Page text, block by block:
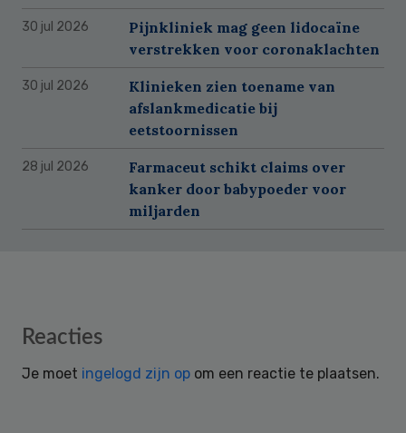
30 jul 2026
Pijnkliniek mag geen lidocaïne
verstrekken voor coronaklachten
30 jul 2026
Klinieken zien toename van
afslankmedicatie bij
eetstoornissen
28 jul 2026
Farmaceut schikt claims over
kanker door babypoeder voor
miljarden
Reader
Reacties
Je moet ingelogd zijn op om een reactie te plaatsen.